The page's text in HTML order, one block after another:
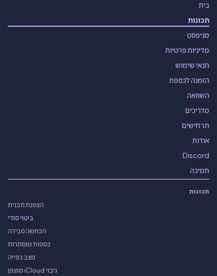
בית
תכונות
מניפסט
מדיניות פרטיות
תנאי שימוש
הזמנה לכספת
השוואה
מדריכים
תרחישים
אודות
Discord
תמיכה
תכונות
הצפנת תבנית
ביטוי סודי
הכחשה סבירה
כספות מוסתרות
מצב כפייה
גיבוי iCloud מוצפן